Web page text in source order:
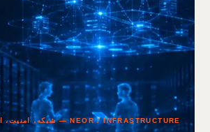
NEOR / INFRASTRUCTURE — شبکه، امنیت، ابر و عملیات